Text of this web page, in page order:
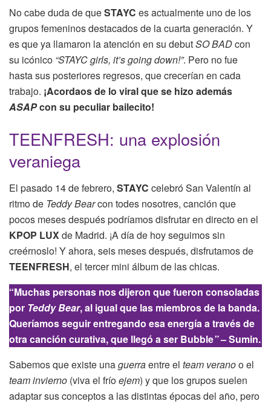
No cabe duda de queSTAYC es actualmente uno de los
grupos femeninos destacados de la cuarta generación. Y
es que ya llamaron la atención en su debutSO BADcon
su icónico “STAYC girls, it’s going down!”. Pero no fue
hasta sus posteriores regresos, que crecerían en cada
trabajo. ¡Acordaos de lo viral que se hizo además
ASAPcon su peculiar bailecito!
TEENFRESH: una explosión
veraniega
El pasado 14 de febrero, STAYC celebró San Valentín al
ritmo de Teddy Bearcon todes nosotres, canción que
pocos meses después podríamos disfrutar en directo en el
KPOP LUXde Madrid. ¡A día de hoy seguimos sin
creérnoslo! Y ahora, seis meses después, disfrutamos de
TEENFRESH, el tercer mini álbum de las chicas.
“Muchas personas nos dijeron que fueron consoladas
por Teddy Bear, al igual que las miembros de la banda.
Queríamos seguir entregando esa energía a través de
otra canción curativa, que llegó a ser Bubble”– Sumin.
Sabemos que existe unaguerraentre el team veranoo el
team invierno (viva el fríoejem) y que los grupos suelen
adaptar sus conceptos a las distintas épocas del año, pero